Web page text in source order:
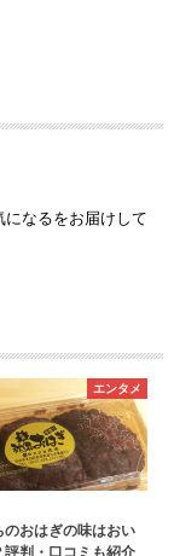
になるをお届けして
エンタメ
おはぎの味はおい
評判・口コミも紹介